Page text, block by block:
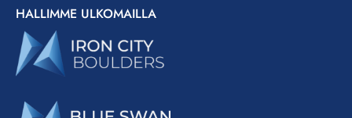
HALLIMME ULKOMAILLA